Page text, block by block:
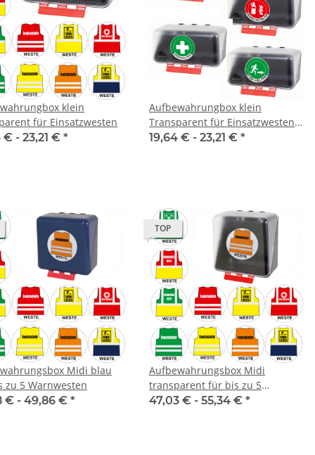
klein
für Einsatzwesten
€ - 23,21 € *
Aufbewahrungbox klein
Transparent für Einsatzwesten
Serie BERLIN
19,64 € - 23,21 € *
Midi blau
zu 5 Warnwesten
€ - 49,86 € *
TOP
Aufbewahrungsbox Midi
transparent für bis zu 5
Warnwesten
47,03 € - 55,34 € *